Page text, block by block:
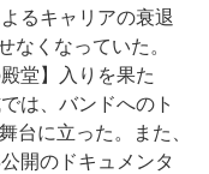
るキャリアの衰退
なくなっていた。
堂】入りを果た
は、バンドへのト
台に立った。また、
開のドキュメンタ